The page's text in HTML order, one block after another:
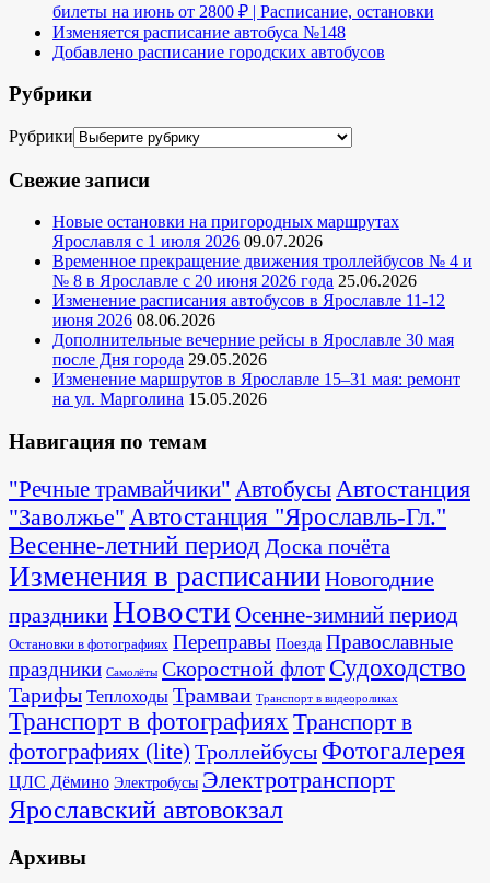
билеты на июнь от 2800 ₽ | Расписание, остановки
Изменяется расписание автобуса №148
Добавлено расписание городских автобусов
Рубрики
Рубрики
Свежие записи
Новые остановки на пригородных маршрутах
Ярославля с 1 июля 2026 09.07.2026
Временное прекращение движения троллейбусов № 4 и
№ 8 в Ярославле с 20 июня 2026 года 25.06.2026
Изменение расписания автобусов в Ярославле 11-12
июня 2026 08.06.2026
Дополнительные вечерние рейсы в Ярославле 30 мая
после Дня города 29.05.2026
Изменение маршрутов в Ярославле 15–31 мая: ремонт
на ул. Марголина 15.05.2026
Навигация по темам
"Речные трамвайчики" Автобусы Автостанция
"Заволжье" Автостанция "Ярославль-Гл."
Весенне-летний период Доска почёта
Изменения в расписанииНовогодние
праздникиНовости Осенне-зимний период
Остановки в фотографиях Переправы Поезда Православные
праздники Самолёты Скоростной флот Судоходство
Тарифы Теплоходы Трамваи Транспорт в видеороликах
Транспорт в фотографиях Транспорт в
фотографиях (lite) Троллейбусы Фотогалерея
ЦЛС Дёмино Электробусы Электротранспорт
Ярославский автовокзал
Архивы